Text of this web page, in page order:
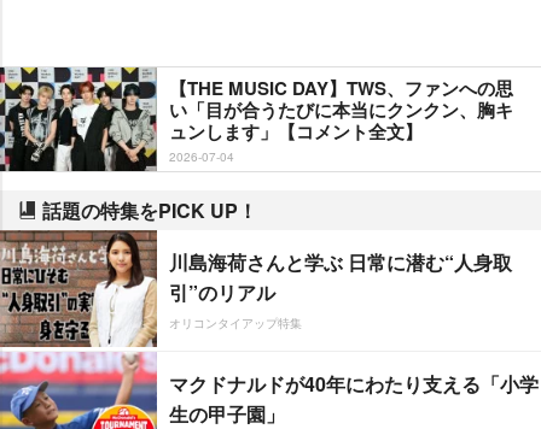
【THE MUSIC DAY】TWS、ファンへの思
い「目が合うたびに本当にクンクン、胸キ
ュンします」【コメント全文】
2026-07-04
話題の特集をPICK UP！
川島海荷さんと学ぶ 日常に潜む“人身取
引”のリアル
オリコンタイアップ特集
マクドナルドが40年にわたり支える「小学
生の甲子園」